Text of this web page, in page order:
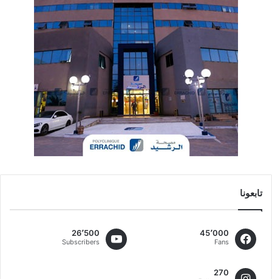
تابعونا
45٬000
Fans
26٬500
Subscribers
270